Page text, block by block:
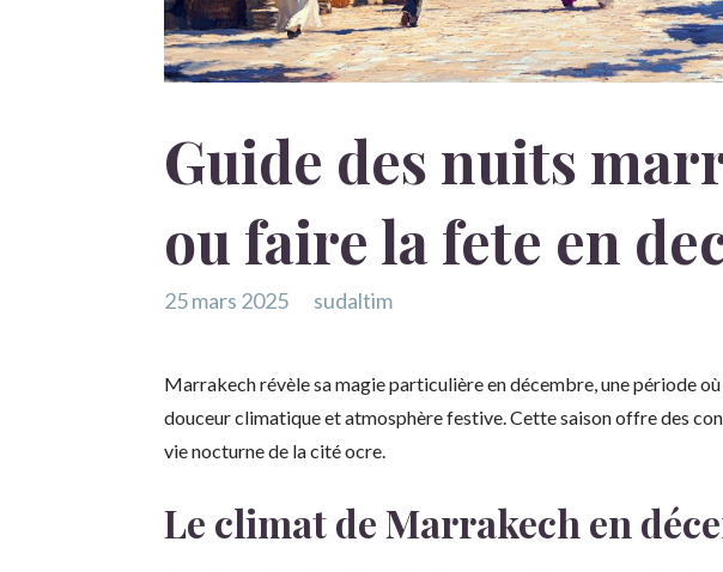
Guide des nuits
ou faire la fete en
25 mars 2025 sudaltim
Marrakech révèle sa magie particulière en décembre, une période
douceur climatique et atmosphère festive. Cette saison offre des
vie nocturne de la cité ocre.
Le climat de Marrakech en